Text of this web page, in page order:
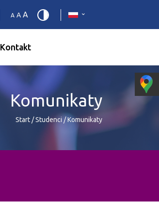
A A A
Kontakt
Komunikaty
Start/Studenci /Komunikaty